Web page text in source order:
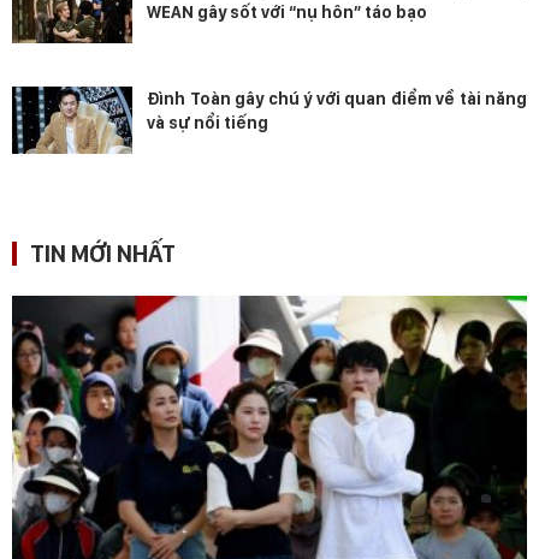
WEAN gây sốt với “nụ hôn” táo bạo
Đình Toàn gây chú ý với quan điểm về tài năng
và sự nổi tiếng
TIN MỚI NHẤT